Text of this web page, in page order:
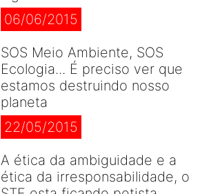
06/06/2015
SOS Meio Ambiente, SOS
Ecologia... É preciso ver que
estamos destruindo nosso
planeta
22/05/2015
A ética da ambiguidade e a
ética da irresponsabilidade, o